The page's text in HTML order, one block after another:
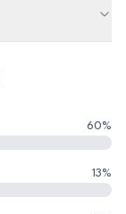
60%
13%